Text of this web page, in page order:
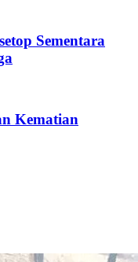
Sementara
Kematian